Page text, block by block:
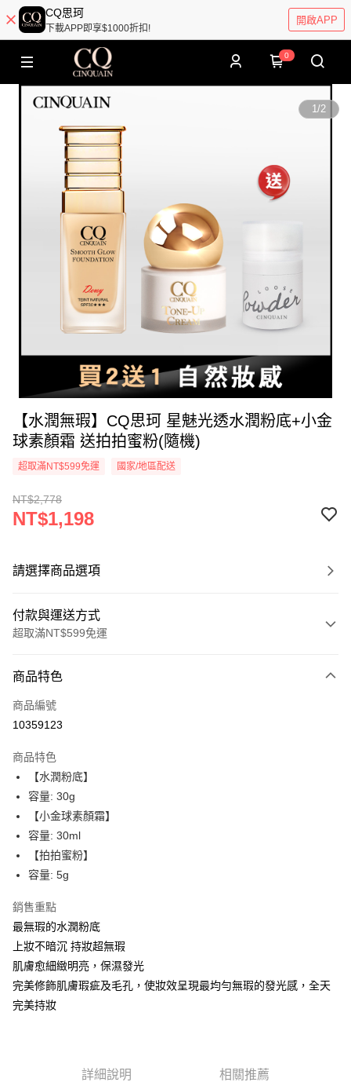
CQ思珂
下載APP即享$1000折扣!
開啟APP
0
1/2
【水潤無瑕】CQ思珂 星魅光透水潤粉底+小金
球素顏霜 送拍拍蜜粉(隨機)
超取滿NT$599免運 國家/地區配送
NT$2,778
NT$1,198
請選擇商品選項
付款與運送方式
超取滿NT$599免運
信用卡一次付款
超商取貨付款
Apple Pay
街口支付
悠遊付
ATM付款
全家取貨付款
每筆NT$85，滿NT$599(含以上)免運費
付款後全家取貨
付款後7-11取貨
商品特色
商品編號
10359123
商品特色
【水潤粉底】
容量: 30g
【小金球素顏霜】
容量: 30ml
【拍拍蜜粉】
容量: 5g
銷售重點
最無瑕的水潤粉底
上妝不暗沉 持妝超無瑕
肌膚愈細緻明亮，保濕發光
完美修飾肌膚瑕疵及毛孔，使妝效呈現最均勻無瑕的發光感，全天
完美持妝
詳細說明 相關推薦